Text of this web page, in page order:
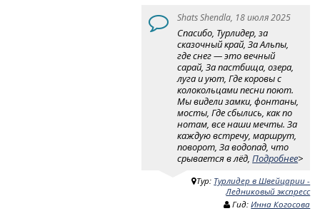
Shats Shendla, 18 июля 2025
Спасибо, Турлидер, за
сказочный край, За Альпы,
где снег — это вечный
сарай, За пастбища, озера,
луга и уют, Где коровы с
колокольцами песни поют.
Мы видели замки, фонтаны,
мосты, Где сбылись, как по
нотам, все наши мечты. За
каждую встречу, маршрут,
поворот, За водопад, что
срывается в лёд,Подробнее>
Тур: Турлидер в Швейцарии -
Ледниковый экспресс
Гид:Инна Когосова